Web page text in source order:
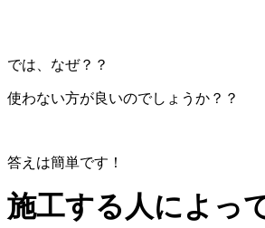
では、なぜ？？
使わない方が良いのでしょうか？？
答えは簡単です！
施工する人によっ